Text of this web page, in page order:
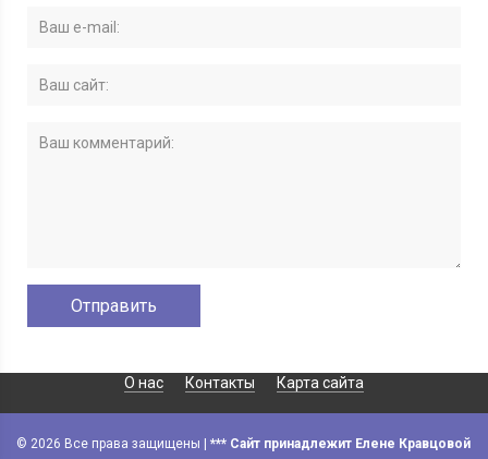
О нас Контакты Карта сайта
© 2026 Все права защищены |*** Сайт принадлежит Елене Кравцовой